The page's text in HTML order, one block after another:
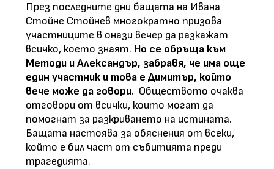
През последните дни бащата на Ивана
Стойне Стойнев многократно призова
участниците в онази вечер да разкажат
всичко, което знаят. Но се обръща към
Методи и Александър, забравя, че има още
един участник и това е Димитър, който
вече може да говори. Обществото очаква
отговори от всички, които могат да
помогнат за разкриването на истината.
Бащата настоява за обяснения от всеки,
който е бил част от събитията преди
трагедията.